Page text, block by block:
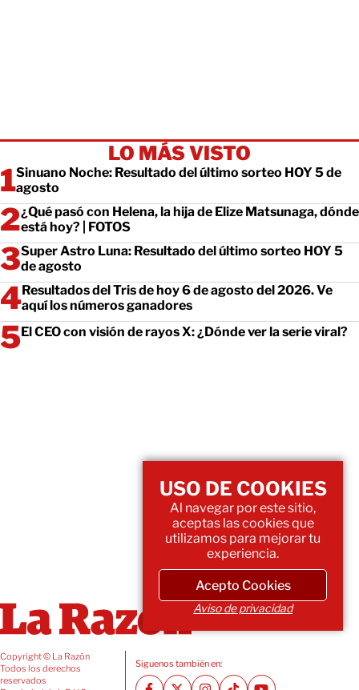
LO MÁS VISTO
Sinuano Noche: Resultado del último sorteo HOY 5 de
agosto
¿Qué pasó con Helena, la hija de Elize Matsunaga, dónde
está hoy? | FOTOS
Super Astro Luna: Resultado del último sorteo HOY 5
de agosto
Resultados del Tris de hoy 6 de agosto del 2026. Ve
aquí los números ganadores
El CEO con visión de rayos X: ¿Dónde ver la serie viral?
Copyright © La Razón
Todos los derechos
reservados
Siguenos también en:
USO DE COOKIES
Al navegar por este sitio,
aceptas las cookies que
utilizamos para mejorar tu
experiencia.
Acepto Cookies
Aviso de privacidad